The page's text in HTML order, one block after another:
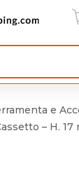
e
– H. 17